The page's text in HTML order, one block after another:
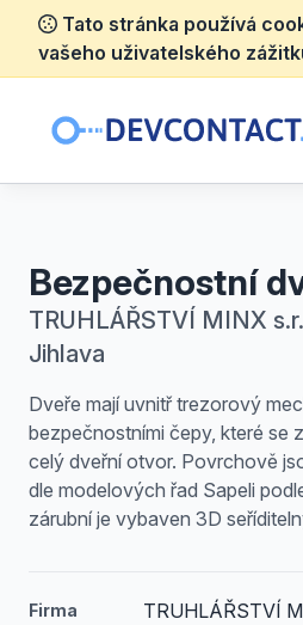
Tato stránka používá
vašeho uživatelského
Bezpečnostní
TRUHLÁŘSTVÍ MINX
Jihlava
Dveře mají uvnitř trezorový
bezpečnostními čepy, které se
celý dveřní otvor. Povrchově
dle modelových řad Sapeli
zárubní je vybaven 3D
Firma TRUHLÁŘSTVÍ